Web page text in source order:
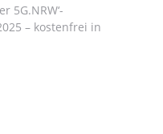
5G.NRW‘-
– kostenfrei in